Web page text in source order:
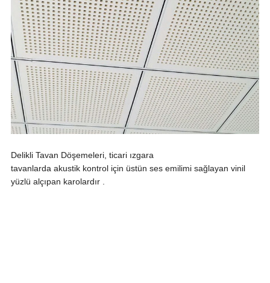
Delikli Tavan Döşemeleri, ticari ızgara
tavanlarda akustik kontrol için üstün ses emilimi sağlayan vinil
yüzlü alçıpan karolardır .